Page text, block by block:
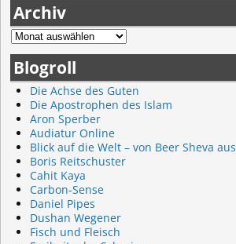
Archiv
Blogroll
Die Achse des Guten
Die Apostrophen des Islam
Aron Sperber
Audiatur Online
Blick auf die Welt – von Beer Sheva aus
Boris Reitschuster
Cahit Kaya
Carbon-Sense
Daniel Pipes
Dushan Wegener
Fisch und Fleisch